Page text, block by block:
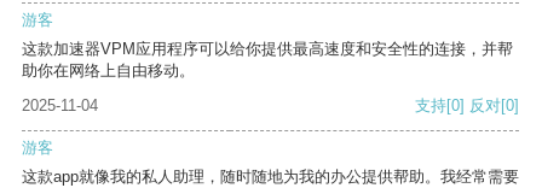
游客
这款加速器VPM应用程序可以给你提供最高速度和安全性的连接，并帮
助你在网络上自由移动。
2025-11-04
支持[0] 反对[0]
游客
这款app就像我的私人助理，随时随地为我的办公提供帮助。我经常需要